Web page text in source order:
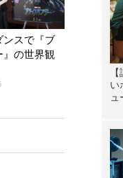
ンスで『ブ
』の世界観